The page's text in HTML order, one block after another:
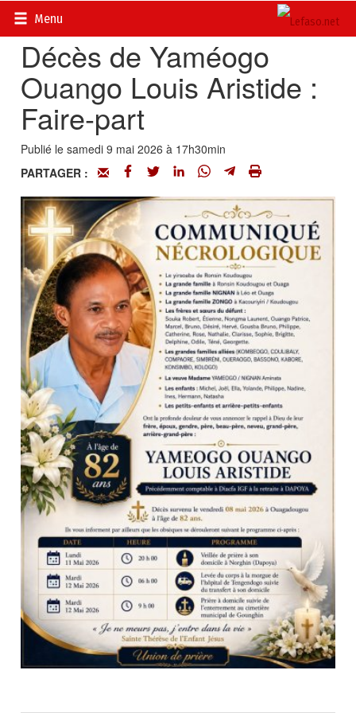
Menu
Accueil>
Décès de Yaméogo
Ouango Louis Aristide :
Faire-part
Publié le samedi 9 mai 2026 à 17h30min
PARTAGER :